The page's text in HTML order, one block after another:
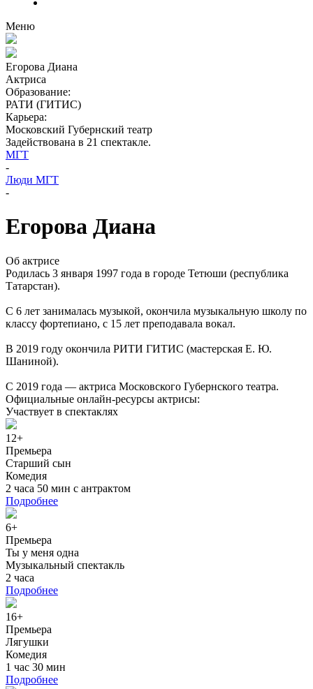
Меню
Егорова Диана
Актриса
Образование:
РАТИ (ГИТИС)
Карьера:
Московский Губернский театр
Задействована в 21 спектакле.
МГТ
-
Люди МГТ
-
Егорова Диана
Об актрисе
Родилась 3 января 1997 года в городе Тетюши (республика
Татарстан).
С 6 лет занималась музыкой, окончила музыкальную школу по
классу фортепиано, с 15 лет преподавала вокал.
В 2019 году окончила РИТИ ГИТИС (мастерская Е. Ю.
Шаниной).
С 2019 года — актриса Московского Губернского театра.
Официальные онлайн-ресурсы актрисы:
Участвует в спектаклях
12+
Премьера
Старший сын
Комедия
2 часа 50 мин с антрактом
Подробнее
6+
Премьера
Ты у меня одна
Музыкальный спектакль
2 часа
Подробнее
16+
Премьера
Лягушки
Комедия
1 час 30 мин
Подробнее